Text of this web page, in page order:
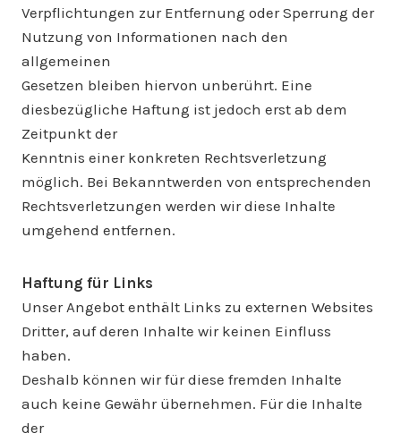
Verpflichtungen zur Entfernung oder Sperrung der
Nutzung von Informationen nach den
allgemeinen
Gesetzen bleiben hiervon unberührt. Eine
diesbezügliche Haftung ist jedoch erst ab dem
Zeitpunkt der
Kenntnis einer konkreten Rechtsverletzung
möglich. Bei Bekanntwerden von entsprechenden
Rechtsverletzungen werden wir diese Inhalte
umgehend entfernen.
Haftung für Links
Unser Angebot enthält Links zu externen Websites
Dritter, auf deren Inhalte wir keinen Einfluss
haben.
Deshalb können wir für diese fremden Inhalte
auch keine Gewähr übernehmen. Für die Inhalte
der